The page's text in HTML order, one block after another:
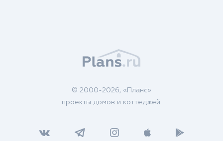
© 2000-2026, «Планс»
проекты домов и коттеджей.